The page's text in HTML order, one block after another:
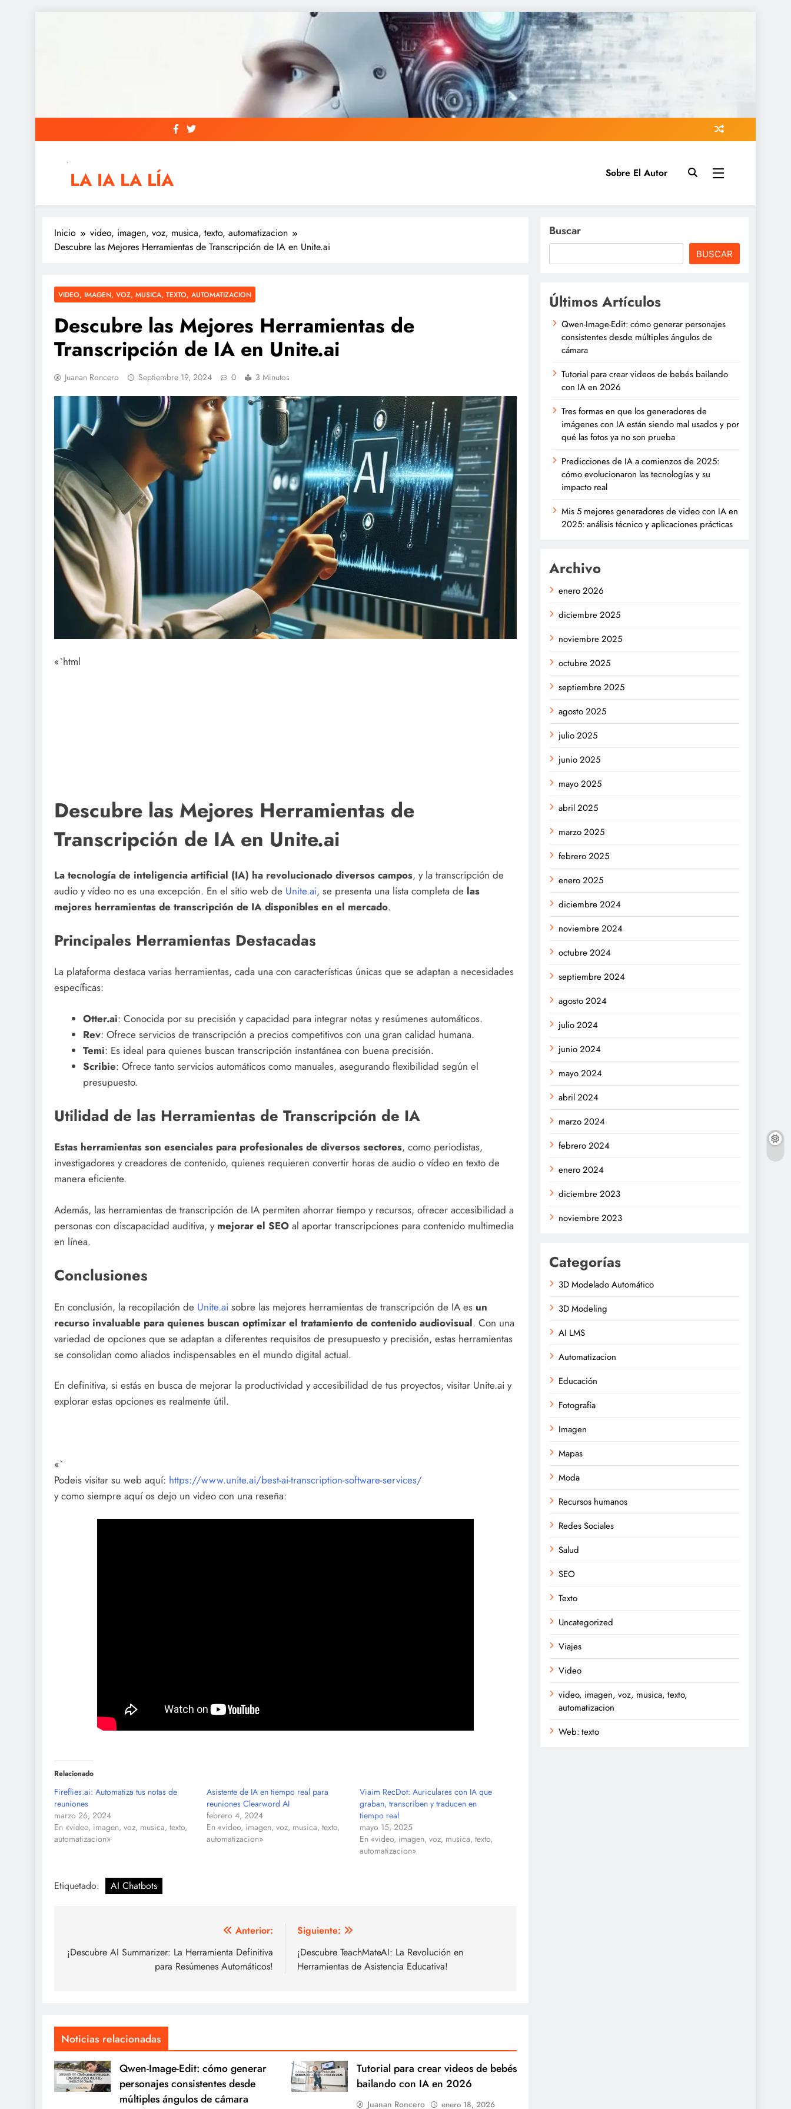
LA IA LA LÍA
IAs AIs, Automation y otras siglas raras
Sobre El Autor
Inicio
video, imagen, voz, musica, texto, automatizacion
Descubre las Mejores Herramientas de Transcripción de IA en Unite.ai
VIDEO, IMAGEN, VOZ, MUSICA, TEXTO, AUTOMATIZACION
Descubre las Mejores Herramientas de
Transcripción de IA en Unite.ai
Juanan Roncero Septiembre 19, 2024 0 3 Minutos
«`html
Descubre las Mejores Herramientas de
Transcripción de IA en Unite.ai
La tecnología de inteligencia artificial (IA) ha revolucionado diversos campos, y la transcripción de
audio y vídeo no es una excepción. En el sitio web de Unite.ai, se presenta una lista completa de las
mejores herramientas de transcripción de IA disponibles en el mercado.
Principales Herramientas Destacadas
La plataforma destaca varias herramientas, cada una con características únicas que se adaptan a necesidades
específicas:
Otter.ai: Conocida por su precisión y capacidad para integrar notas y resúmenes automáticos.
Rev: Ofrece servicios de transcripción a precios competitivos con una gran calidad humana.
Temi: Es ideal para quienes buscan transcripción instantánea con buena precisión.
Scribie: Ofrece tanto servicios automáticos como manuales, asegurando flexibilidad según el
presupuesto.
Utilidad de las Herramientas de Transcripción de IA
Estas herramientas son esenciales para profesionales de diversos sectores, como periodistas,
investigadores y creadores de contenido, quienes requieren convertir horas de audio o vídeo en texto de
manera eficiente.
Además, las herramientas de transcripción de IA permiten ahorrar tiempo y recursos, ofrecer accesibilidad a
personas con discapacidad auditiva, y mejorar el SEO al aportar transcripciones para contenido multimedia
en línea.
Conclusiones
En conclusión, la recopilación de Unite.ai sobre las mejores herramientas de transcripción de IA es un
recurso invaluable para quienes buscan optimizar el tratamiento de contenido audiovisual. Con una
variedad de opciones que se adaptan a diferentes requisitos de presupuesto y precisión, estas herramientas
se consolidan como aliados indispensables en el mundo digital actual.
En definitiva, si estás en busca de mejorar la productividad y accesibilidad de tus proyectos, visitar Unite.ai y
explorar estas opciones es realmente útil.
«`
Podeis visitar su web aquí: https://www.unite.ai/best-ai-transcription-software-services/
y como siempre aquí os dejo un video con una reseña:
Relacionado
Fireflies.ai: Automatiza tus notas de
reuniones
marzo 26, 2024
En «video, imagen, voz, musica, texto,
automatizacion»
Asistente de IA en tiempo real para
reuniones Clearword AI
febrero 4, 2024
En «video, imagen, voz, musica, texto,
automatizacion»
Viaim RecDot: Auriculares con IA que
graban, transcriben y traducen en
tiempo real
mayo 15, 2025
En «video, imagen, voz, musica, texto,
automatizacion»
Etiquetado: AI Chatbots
de
Anterior:
¡Descubre AI Summarizer: La Herramienta Definitiva
para Resúmenes Automáticos!
Siguiente:
¡Descubre TeachMateAI: La Revolución en
Herramientas de Asistencia Educativa!
Noticias relacionadas
Qwen-Image-Edit: cómo generar
personajes consistentes desde
múltiples ángulos de cámara
Tutorial para crear videos de bebés
bailando con IA en 2026
Juanan Roncero enero 18, 2026
Buscar
BUSCAR
Últimos Artículos
Qwen-Image-Edit: cómo generar personajes
consistentes desde múltiples ángulos de
cámara
Tutorial para crear videos de bebés bailando
con IA en 2026
Tres formas en que los generadores de
imágenes con IA están siendo mal usados y por
qué las fotos ya no son prueba
Predicciones de IA a comienzos de 2025:
cómo evolucionaron las tecnologías y su
impacto real
Mis 5 mejores generadores de video con IA en
2025: análisis técnico y aplicaciones prácticas
Archivo
enero 2026
diciembre 2025
noviembre 2025
octubre 2025
septiembre 2025
agosto 2025
julio 2025
junio 2025
mayo 2025
abril 2025
marzo 2025
febrero 2025
enero 2025
diciembre 2024
noviembre 2024
octubre 2024
septiembre 2024
agosto 2024
julio 2024
junio 2024
mayo 2024
abril 2024
marzo 2024
febrero 2024
enero 2024
diciembre 2023
noviembre 2023
Categorías
3D Modelado Automático
3D Modeling
AI LMS
Automatizacion
Educación
Fotografía
Imagen
Mapas
Moda
Recursos humanos
Redes Sociales
Salud
SEO
Texto
Uncategorized
Viajes
Video
video, imagen, voz, musica, texto,
automatizacion
Web: texto